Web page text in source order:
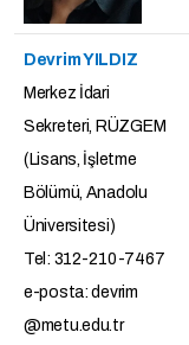
Devrim YILDIZ
Merkez İdari
Sekreteri, RÜZGEM
(Lisans, İşletme
Bölümü, Anadolu
Üniversitesi)
Tel: 312-210-7467
e-posta: devrim
@metu.edu.tr